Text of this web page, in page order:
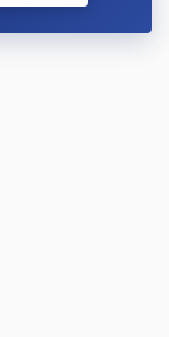
och